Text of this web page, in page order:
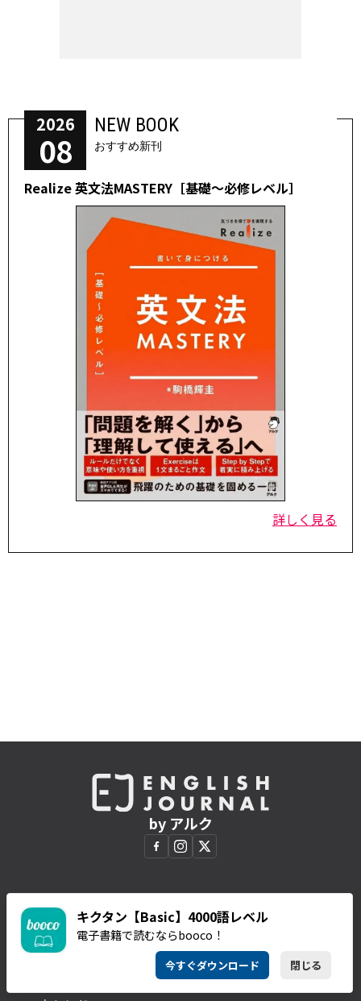
2026
08
NEW BOOK
おすすめ新刊
Realize 英文法MASTERY［基礎～必修レベル］
詳しく見る
キクタン【Basic】4000語レベル
電子書籍で読むならbooco！
今すぐダウンロード 閉じる
by アルク
英語学習
TOEIC
連載一覧
アルクの本